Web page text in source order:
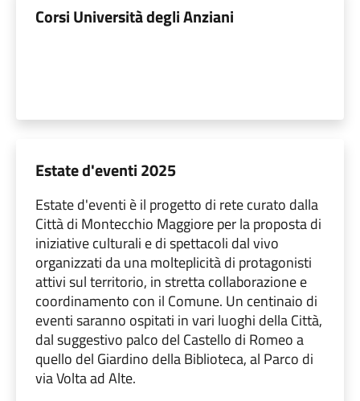
Corsi Università degli Anziani
Estate d'eventi 2025
Estate d'eventi è il progetto di rete curato dalla
Città di Montecchio Maggiore per la proposta di
iniziative culturali e di spettacoli dal vivo
organizzati da una molteplicità di protagonisti
attivi sul territorio, in stretta collaborazione e
coordinamento con il Comune. Un centinaio di
eventi saranno ospitati in vari luoghi della Città,
dal suggestivo palco del Castello di Romeo a
quello del Giardino della Biblioteca, al Parco di
via Volta ad Alte.